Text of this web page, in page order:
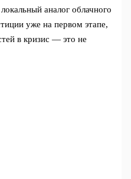
аналог облачного
уже на первом этапе,
в кризис — это не